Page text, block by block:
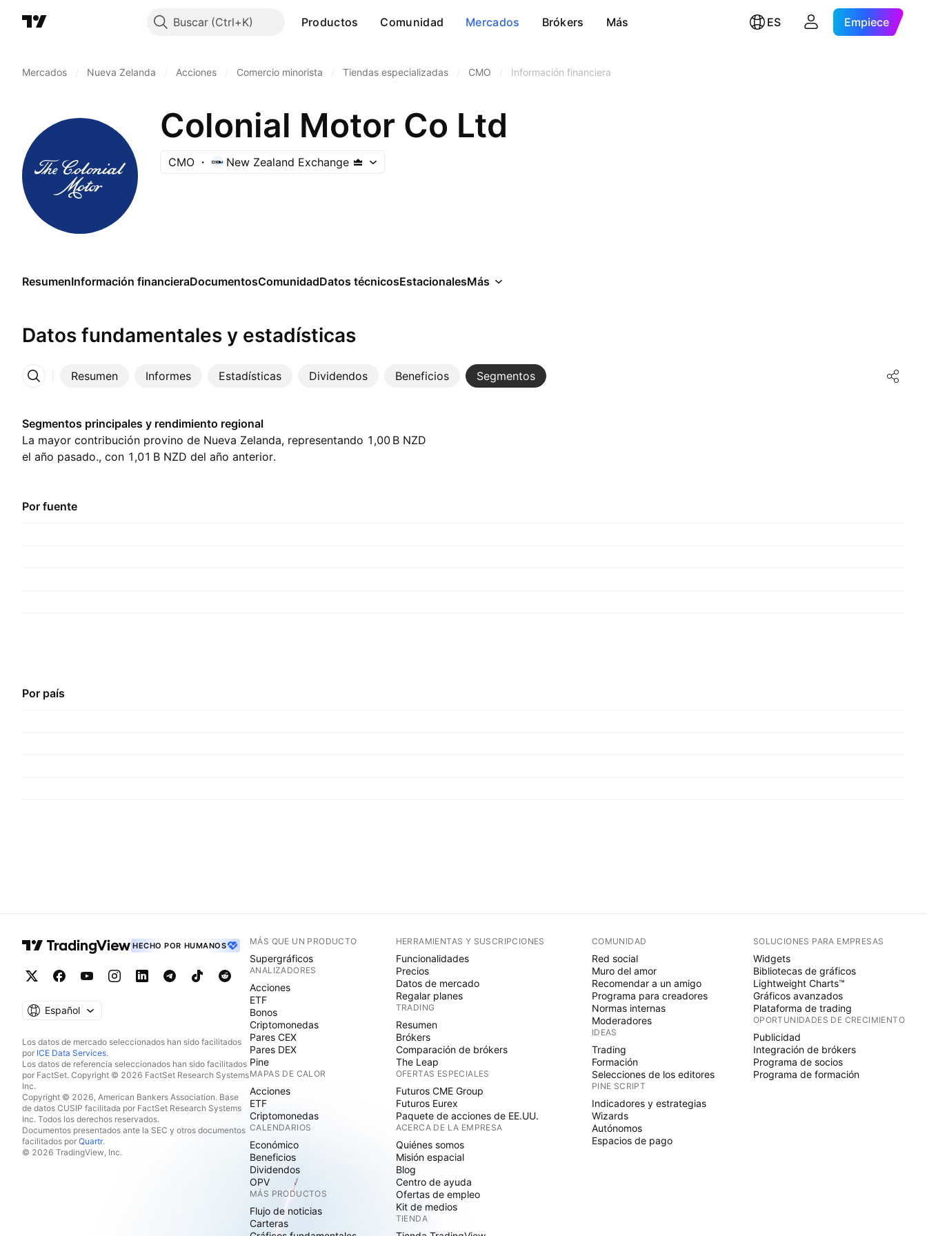
Buscar Productos Comunidad Mercados Brókers Más ES Empiece
Mercados Nueva Zelanda Acciones Comercio minorista Tiendas especializadas CMO Información financiera
Colonial Motor Co Ltd
CMO New Zealand Exchange
ResumenInformación financieraDocumentosComunidadDatos técnicosEstacionalesMás
Datos fundamentales y estadísticas
Resumen Informes Estadísticas Dividendos Beneficios Segmentos
Más
Segmentos principales y rendimiento regional
La mayor contribución provino de Nueva Zelanda, representando ‪1,00 B‬ NZD
el año pasado., con ‪1,01 B‬ NZD del año anterior.
Por fuente
Por país
HECHO POR HUMANOS
Español
Los datos de mercado seleccionados han sido facilitados
por ICE Data Services.
Los datos de referencia seleccionados han sido facilitados
por FactSet. Copyright © 2026 FactSet Research Systems
Inc.
Copyright © 2026, American Bankers Association. Base
de datos CUSIP facilitada por FactSet Research Systems
Inc. Todos los derechos reservados.
Documentos presentados ante la SEC y otros documentos
facilitados por Quartr.
© 2026 TradingView, Inc.
MÁS QUE UN PRODUCTO
Supergráficos
ANALIZADORES
Acciones
ETF
Bonos
Criptomonedas
Pares CEX
Pares DEX
Pine
MAPAS DE CALOR
Acciones
ETF
Criptomonedas
CALENDARIOS
Económico
Beneficios
Dividendos
OPV
MÁS PRODUCTOS
Flujo de noticias
Carteras
HERRAMIENTAS Y SUSCRIPCIONES
Funcionalidades
Precios
Datos de mercado
Regalar planes
TRADING
Resumen
Brókers
Comparación de brókers
The Leap
OFERTAS ESPECIALES
Futuros CME Group
Futuros Eurex
Paquete de acciones de EE.UU.
ACERCA DE LA EMPRESA
Quiénes somos
Misión espacial
Blog
Centro de ayuda
Ofertas de empleo
Kit de medios
TIENDA
COMUNIDAD
Red social
Muro del amor
Recomendar a un amigo
Programa para creadores
Normas internas
Moderadores
IDEAS
Trading
Formación
Selecciones de los editores
PINE SCRIPT
Indicadores y estrategias
Wizards
Autónomos
Espacios de pago
SOLUCIONES PARA EMPRESAS
Widgets
Bibliotecas de gráficos
Lightweight Charts™
Gráficos avanzados
Plataforma de trading
OPORTUNIDADES DE CRECIMIENTO
Publicidad
Integración de brókers
Programa de socios
Programa de formación